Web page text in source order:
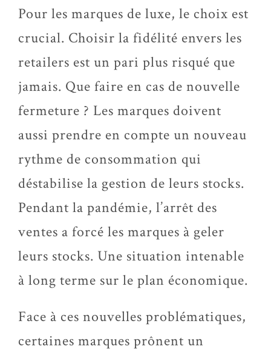
Pour les marques de luxe, le choix est
crucial. Choisir la fidélité envers les
retailers est un pari plus risqué que
jamais. Que faire en cas de nouvelle
fermeture ? Les marques doivent
aussi prendre en compte un nouveau
rythme de consommation qui
déstabilise la gestion de leurs stocks.
Pendant la pandémie, l’arrêt des
ventes a forcé les marques à geler
leurs stocks. Une situation intenable
à long terme sur le plan économique.
Face à ces nouvelles problématiques,
certaines marques prônent un